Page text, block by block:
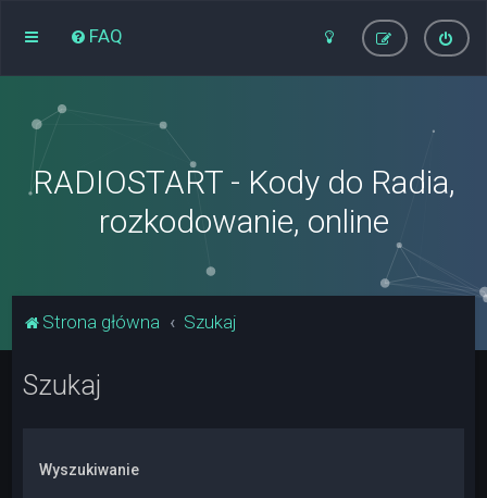
FAQ
RADIOSTART - Kody do Radia,
rozkodowanie, online
Strona główna Szukaj
Szukaj
Wyszukiwanie